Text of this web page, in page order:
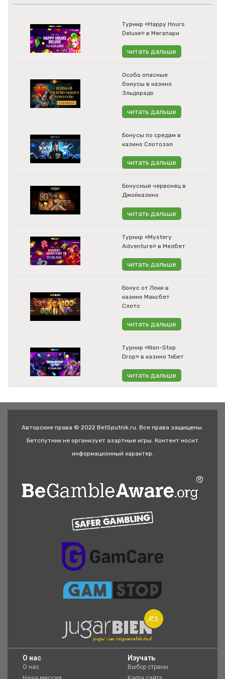
Турнир «Happy Hours
Deluxe» в Мегапари
читать дальше
Особо опасные
бонусы в казино
Эльдорадо
читать дальше
Бонусы по средам в
казино Слотозал
читать дальше
Бонусный червонец в
Джойказино
читать дальше
Турнир «Mystery
Adventure» в Мелбет
читать дальше
Бонус от Локи в
казино Максбет
Слотс
читать дальше
Турнир «Non-Stop
Drop» в казино 1хБет
читать дальше
Авторские права © 2022 BetSputnik.ru. Все права защищены.
Бетспутник не организует азартные игры. Контент носит
информационный характер.
O нас
О нас
Изучать
Выбор страны